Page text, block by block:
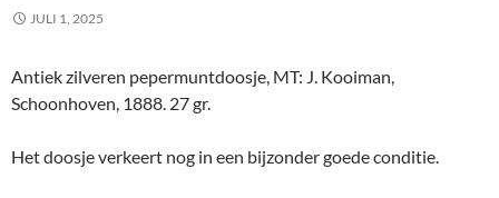
JULI 1, 2025
Antiek zilveren pepermuntdoosje, MT: J. Kooiman,
Schoonhoven, 1888. 27 gr.
Het doosje verkeert nog in een bijzonder goede conditie.